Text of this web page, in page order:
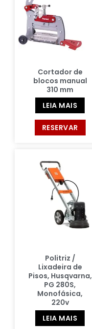
Cortador de
blocos manual
310 mm
LEIA MAIS
RESERVAR
Politriz /
Lixadeira de
Pisos, Husqvarna,
PG 280S,
Monofásica,
220v
LEIA MAIS